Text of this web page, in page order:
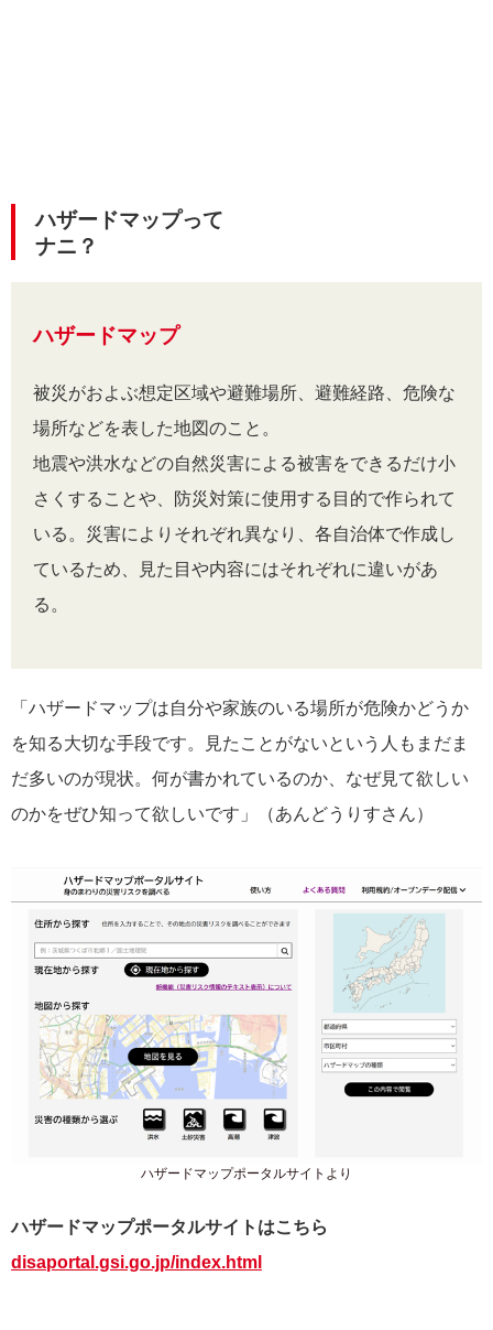
ハザードマップって
ナニ？
ハザードマップ
被災がおよぶ想定区域や避難場所、避難経路、危険な
場所などを表した地図のこと。
地震や洪水などの自然災害による被害をできるだけ小
さくすることや、防災対策に使用する目的で作られて
いる。災害によりそれぞれ異なり、各自治体で作成し
ているため、見た目や内容にはそれぞれに違いがあ
る。
「ハザードマップは自分や家族のいる場所が危険かどうか
を知る大切な手段です。見たことがないという人もまだま
だ多いのが現状。何が書かれているのか、なぜ見て欲しい
のかをぜひ知って欲しいです」（あんどうりすさん）
ハザードマップポータルサイトより
ハザードマップポータルサイトはこちら
disaportal.gsi.go.jp/index.html